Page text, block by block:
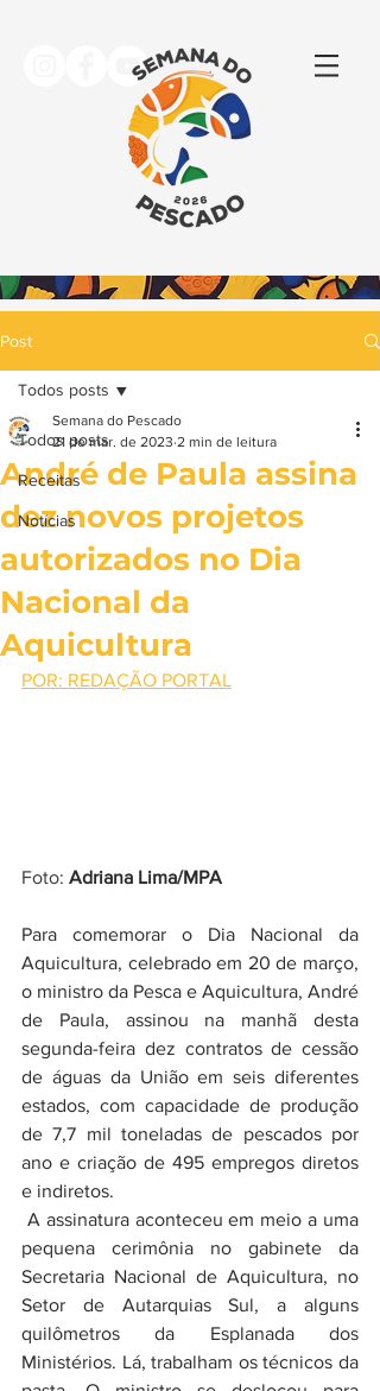
Post
Todos posts
Receitas
Notícias
Todos posts
André de Paula assina
dez novos projetos
autorizados no Dia
Nacional da
Aquicultura
Semana do Pescado
21 de mar. de 2023 2 min de leitura
POR: REDAÇÃO PORTAL
Foto: Adriana Lima/MPA
Para comemorar o Dia Nacional da
Aquicultura, celebrado em 20 de março,
o ministro da Pesca e Aquicultura, André
de Paula, assinou na manhã desta
segunda-feira dez contratos de cessão
de águas da União em seis diferentes
estados, com capacidade de produção
de 7,7 mil toneladas de pescados por
ano e criação de 495 empregos diretos
e indiretos.
pequena cerimônia no gabinete da
Secretaria Nacional de Aquicultura, no
Setor de Autarquias Sul, a alguns
quilômetros da Esplanada dos
Ministérios. Lá, trabalham os técnicos da